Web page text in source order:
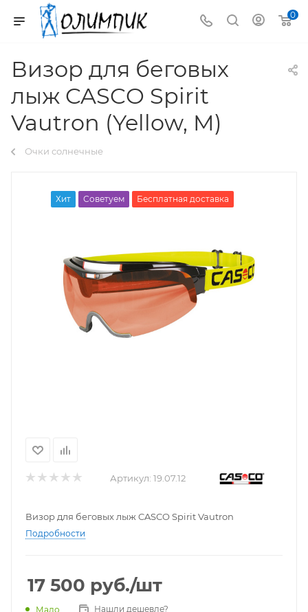
0
Визор для беговых
лыж CASCO Spirit
Vautron (Yellow, M)
Очки солнечные
Хит Советуем Бесплатная доставка
Артикул: 19.07.12
Визор для беговых лыж CASCO Spirit Vautron
Подробности
17 500 руб./шт
Мало Нашли дешевле?